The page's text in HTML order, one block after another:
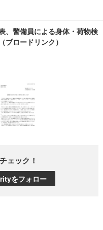
、警備員による身体・荷物検
ブロードリンク）
ェック！
をフォロー